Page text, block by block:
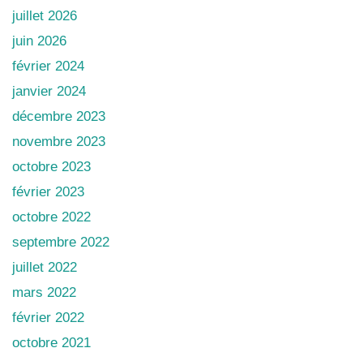
juillet 2026
juin 2026
février 2024
janvier 2024
décembre 2023
novembre 2023
octobre 2023
février 2023
octobre 2022
septembre 2022
juillet 2022
mars 2022
février 2022
octobre 2021